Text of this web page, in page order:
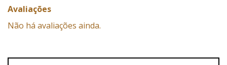
Avaliações
Não há avaliações ainda.